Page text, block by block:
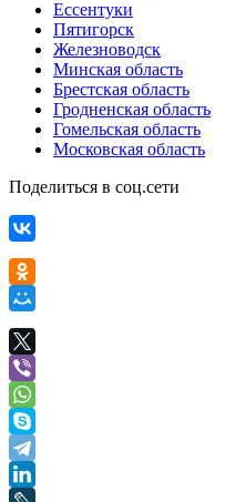
Ессентуки
Пятигорск
Железноводск
Минская область
Брестская область
Гродненская область
Гомельская область
Московская область
Поделиться в соц.сети